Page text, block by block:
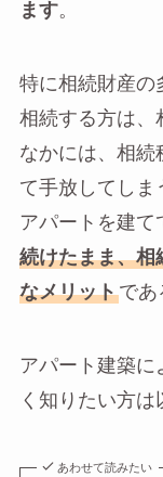
ます。
特に相続財産の
相続する方は、
なかには、相続
て手放してしま
アパートを建て
続けたまま、相
なメリットであ
アパート建築に
く知りたい方は
あわせて読みたい